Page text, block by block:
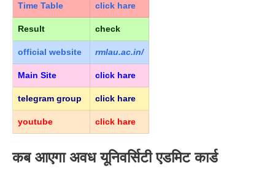
Time Table click hare
Result check
official website rmlau.ac.in/
Main Site click hare
telegram group click hare
youtube click hare
कब आएगा अवध यूनिवर्सिटी एडमिट कार्ड